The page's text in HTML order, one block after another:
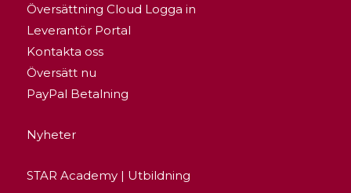
Översättning Cloud Logga in
Leverantör Portal
Kontakta oss
Översätt nu
PayPal Betalning
Nyheter
STAR Academy | Utbildning